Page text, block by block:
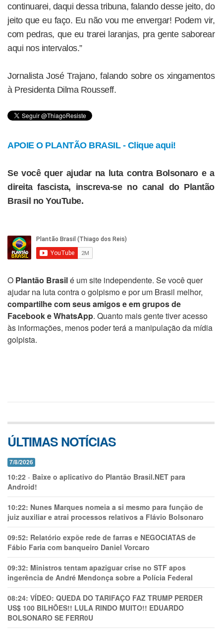
continuarei, daqui dessa tribuna, falando desse jeito, do
jeito que eu faço. Eu não vou me envergar! Podem vir,
com pedras, que eu trarei laranjas, pra gente saborear
aqui nos intervalos.”
Jornalista José Trajano, falando sobre os xingamentos
à Presidenta Dilma Rousseff.
APOIE O PLANTÃO BRASIL - Clique aqui!
Se você quer ajudar na luta contra Bolsonaro e a
direita fascista, inscreva-se no canal do Plantão
Brasil no YouTube.
O Plantão Brasilé um site independente. Se você quer
ajudar na luta contra o golpismo e por um Brasil melhor,
compartilhe com seus amigos e em grupos de
Facebook e WhatsApp. Quanto mais gente tiver acesso
às informações, menos poder terá a manipulação da mídia
golpista.
ÚLTIMAS NOTÍCIAS
7/8/2026
10:22 - Baixe o aplicativo do Plantão Brasil.NET para
Android!
10:22: Nunes Marques nomeia a si mesmo para função de
juiz auxiliar e atrai processos relativos a Flávio Bolsonaro
09:52: Relatório expõe rede de farras e NEGOCIATAS de
Fábio Faria com banqueiro Daniel Vorcaro
09:32: Ministros tentam apaziguar crise no STF apos
ingerência de André Mendonça sobre a Polícia Federal
08:24: VÍDEO: QUEDA DO TARIFAÇO FAZ TRUMP PERDER
US$ 100 BILHÕES!! LULA RINDO MUITO!! EDUARDO
BOLSONARO SE FERR0U